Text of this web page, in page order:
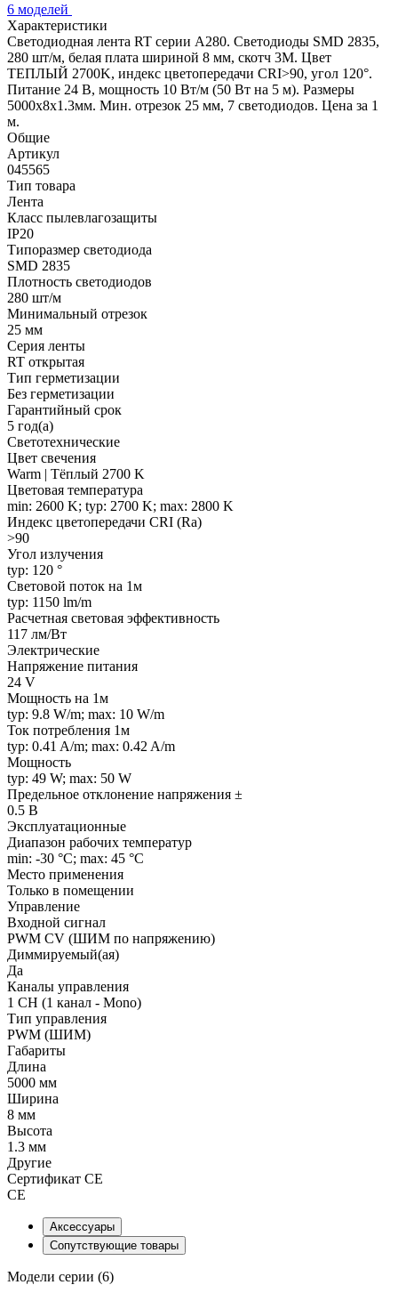
6 моделей
Характеристики
Светодиодная лента RT серии A280. Светодиоды SMD 2835,
280 шт/м, белая плата шириной 8 мм, скотч 3M. Цвет
ТЕПЛЫЙ 2700K, индекс цветопередачи CRI>90, угол 120°.
Питание 24 В, мощность 10 Вт/м (50 Вт на 5 м). Размеры
5000x8x1.3мм. Мин. отрезок 25 мм, 7 светодиодов. Цена за 1
м.
Общие
Артикул
045565
Тип товара
Лента
Класс пылевлагозащиты
IP20
Типоразмер светодиода
SMD 2835
Плотность светодиодов
280 шт/м
Минимальный отрезок
25 мм
Серия ленты
RT открытая
Тип герметизации
Без герметизации
Гарантийный срок
5 год(а)
Светотехнические
Цвет свечения
Warm | Тёплый 2700 K
Цветовая температура
min: 2600 K; typ: 2700 K; max: 2800 K
Индекс цветопередачи CRI (Ra)
>90
Угол излучения
typ: 120 °
Световой поток на 1м
typ: 1150 lm/m
Расчетная световая эффективность
117 лм/Вт
Электрические
Напряжение питания
24 V
Мощность на 1м
typ: 9.8 W/m; max: 10 W/m
Ток потребления 1м
typ: 0.41 A/m; max: 0.42 A/m
Мощность
typ: 49 W; max: 50 W
Предельное отклонение напряжения ±
0.5 В
Эксплуатационные
Диапазон рабочих температур
min: -30 °C; max: 45 °C
Место применения
Только в помещении
Управление
Входной сигнал
PWM СV (ШИМ по напряжению)
Диммируемый(ая)
Да
Каналы управления
1 CH (1 канал - Mono)
Тип управления
PWM (ШИМ)
Габариты
Длина
5000 мм
Ширина
8 мм
Высота
1.3 мм
Другие
Сертификат CE
CE
Аксессуары
Сопутствующие товары
Модели серии (6)